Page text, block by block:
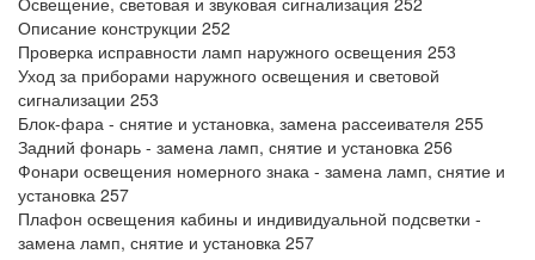
Описание конструкции 252
Проверка исправности ламп наружного освещения 253
Уход за приборами наружного освещения и световой
сигнализации 253
Блок-фара - снятие и установка, замена рассеивателя 255
Задний фонарь - замена ламп, снятие и установка 256
Фонари освещения номерного знака - замена ламп, снятие и
установка 257
Плафон освещения кабины и индивидуальной подсветки -
замена ламп, снятие и установка 257